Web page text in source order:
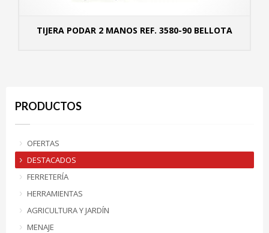
TIJERA PODAR 2 MANOS REF. 3580-90 BELLOTA
PRODUCTOS
OFERTAS
DESTACADOS
FERRETERÍA
HERRAMIENTAS
AGRICULTURA Y JARDÍN
MENAJE